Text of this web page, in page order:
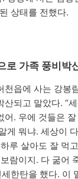
상태를 전했다.
로 가족 풍비박
천읍에 사는 강봉
산되고 말았다. “
어. 우에 것들은
게 뭐냐. 세상이
루 살아도 잘 먹
람이지. 다 굶어
한탄을 했다. 이